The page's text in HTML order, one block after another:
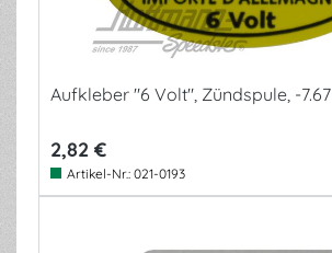
Aufkleber "6 Volt", Zündspule, -7.67
2,82 €
Artikel-Nr.: 021-0193